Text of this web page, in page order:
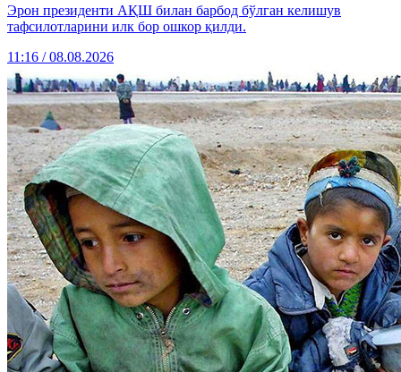
Эрон президенти АҚШ билан барбод бўлган келишув
тафсилотларини илк бор ошкор қилди.
11:16 / 08.08.2026